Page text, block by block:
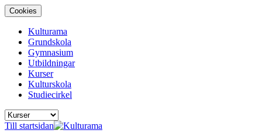
Cookies
Kulturama
Grundskola
Gymnasium
Utbildningar
Kurser
Kulturskola
Studiecirkel
Till startsidan